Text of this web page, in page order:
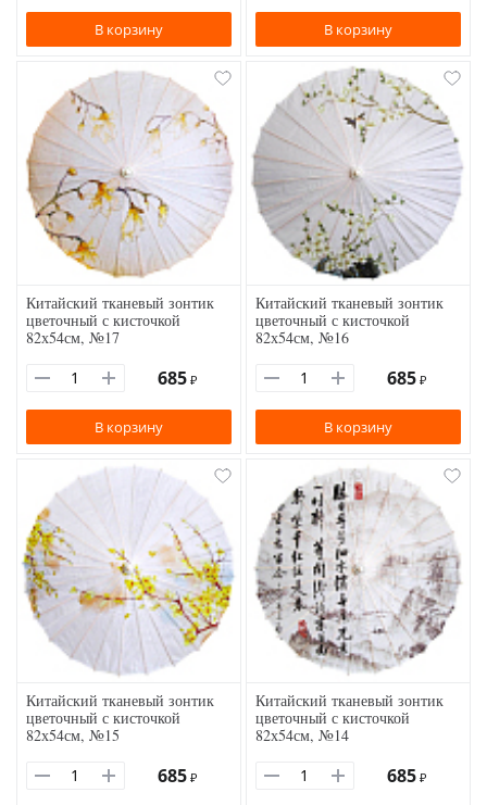
В корзину В корзину
Китайский тканевый зонтик
цветочный с кисточкой
82х54см, №17
685 ₽
В корзину
Китайский тканевый зонтик
цветочный с кисточкой
82х54см, №16
685 ₽
В корзину
Китайский тканевый зонтик
цветочный с кисточкой
82х54см, №15
685 ₽
Китайский тканевый зонтик
цветочный с кисточкой
82х54см, №14
685 ₽